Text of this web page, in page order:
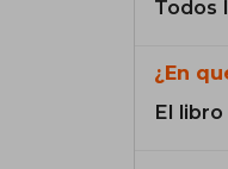
Todos
¿En
El